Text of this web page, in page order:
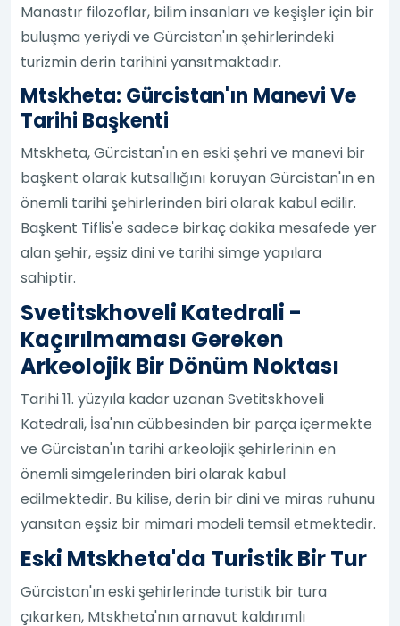
Manastır filozoflar, bilim insanları ve keşişler için bir
buluşma yeriydi ve Gürcistan'ın şehirlerindeki
turizmin derin tarihini yansıtmaktadır.
Mtskheta: Gürcistan'ın Manevi Ve
Tarihi Başkenti
Mtskheta, Gürcistan'ın en eski şehri ve manevi bir
başkent olarak kutsallığını koruyan Gürcistan'ın en
önemli tarihi şehirlerinden biri olarak kabul edilir.
Başkent Tiflis'e sadece birkaç dakika mesafede yer
alan şehir, eşsiz dini ve tarihi simge yapılara
sahiptir.
Svetitskhoveli Katedrali -
Kaçırılmaması Gereken
Arkeolojik Bir Dönüm Noktası
Tarihi 11. yüzyıla kadar uzanan Svetitskhoveli
Katedrali, İsa'nın cübbesinden bir parça içermekte
ve Gürcistan'ın tarihi arkeolojik şehirlerinin en
önemli simgelerinden biri olarak kabul
edilmektedir. Bu kilise, derin bir dini ve miras ruhunu
yansıtan eşsiz bir mimari modeli temsil etmektedir.
Eski Mtskheta'da Turistik Bir Tur
Gürcistan'ın eski şehirlerinde turistik bir tura
çıkarken, Mtskheta'nın arnavut kaldırımlı